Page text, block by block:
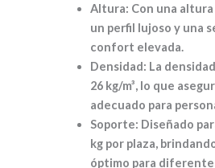
Altura: Con una
un perfil lujoso y una
confort elevada.
Densidad: La
26 kg/m³, lo que
adecuado para
Soporte: Diseñado
kg por plaza,
óptimo para